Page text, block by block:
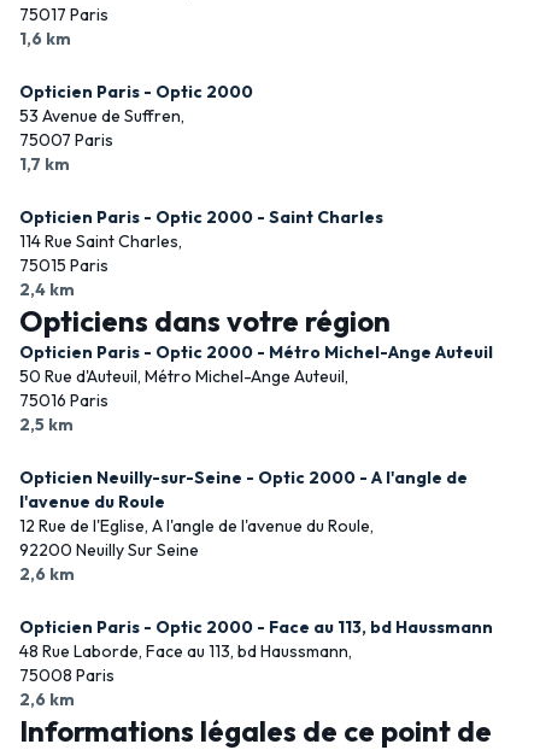
75017 Paris
1,6 km
Opticien Paris - Optic 2000
53 Avenue de Suffren,
75007 Paris
1,7 km
Opticien Paris - Optic 2000 - Saint Charles
114 Rue Saint Charles,
75015 Paris
2,4 km
Opticiens dans votre région
Opticien Paris - Optic 2000 - Métro Michel-Ange Auteuil
50 Rue d'Auteuil, Métro Michel-Ange Auteuil,
75016 Paris
2,5 km
Opticien Neuilly-sur-Seine - Optic 2000 - A l'angle de
l'avenue du Roule
12 Rue de l'Eglise, A l'angle de l'avenue du Roule,
92200 Neuilly Sur Seine
2,6 km
Opticien Paris - Optic 2000 - Face au 113, bd Haussmann
48 Rue Laborde, Face au 113, bd Haussmann,
75008 Paris
2,6 km
Informations légales de ce point de